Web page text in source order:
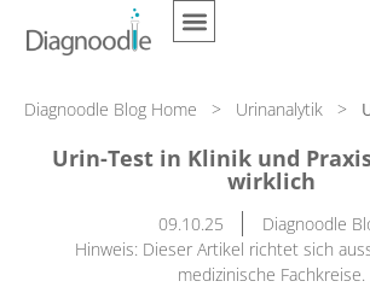
Diagnoodle Blog Home > Urinanalytik >
Urin-Test in Klinik und
wirklich
09.10.25
Diagnoodle
Hinweis: Dieser Artikel richtet sich
medizinische Fachkreise.